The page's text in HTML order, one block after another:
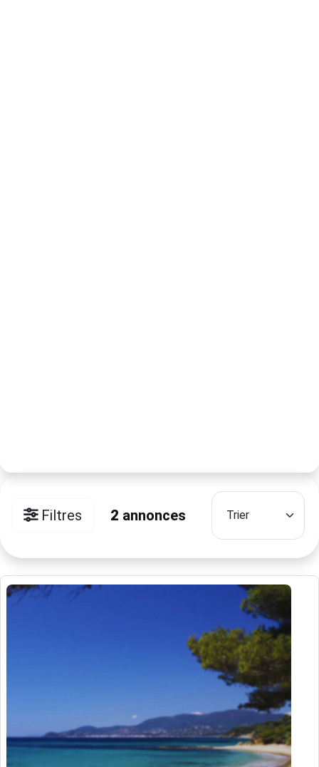
Filtres 2 annonces